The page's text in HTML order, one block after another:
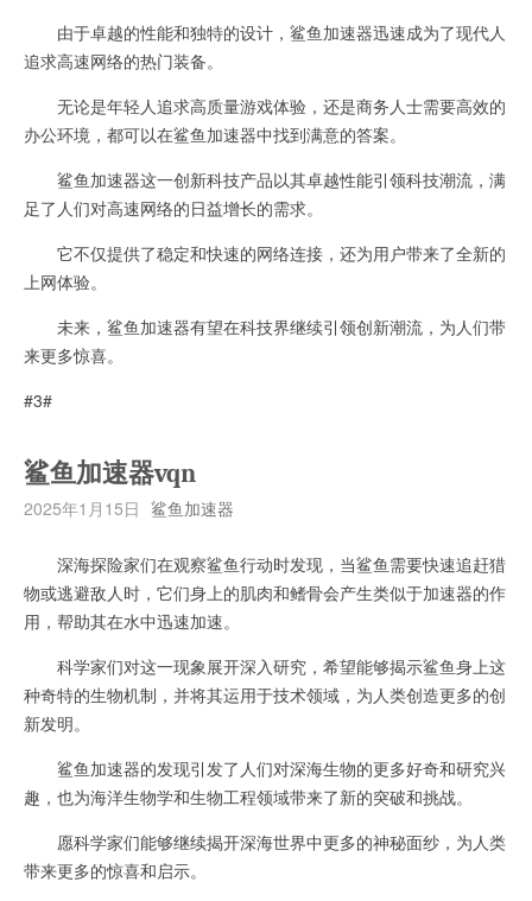
由于卓越的性能和独特的设计，鲨鱼加速器迅速成为了现代人
追求高速网络的热门装备。
无论是年轻人追求高质量游戏体验，还是商务人士需要高效的
办公环境，都可以在鲨鱼加速器中找到满意的答案。
鲨鱼加速器这一创新科技产品以其卓越性能引领科技潮流，满
足了人们对高速网络的日益增长的需求。
它不仅提供了稳定和快速的网络连接，还为用户带来了全新的
上网体验。
未来，鲨鱼加速器有望在科技界继续引领创新潮流，为人们带
来更多惊喜。
#3#
鲨鱼加速器vqn
2025年1月15日 鲨鱼加速器
深海探险家们在观察鲨鱼行动时发现，当鲨鱼需要快速追赶猎
物或逃避敌人时，它们身上的肌肉和鳍骨会产生类似于加速器的作
用，帮助其在水中迅速加速。
科学家们对这一现象展开深入研究，希望能够揭示鲨鱼身上这
种奇特的生物机制，并将其运用于技术领域，为人类创造更多的创
新发明。
鲨鱼加速器的发现引发了人们对深海生物的更多好奇和研究兴
趣，也为海洋生物学和生物工程领域带来了新的突破和挑战。
愿科学家们能够继续揭开深海世界中更多的神秘面纱，为人类
带来更多的惊喜和启示。